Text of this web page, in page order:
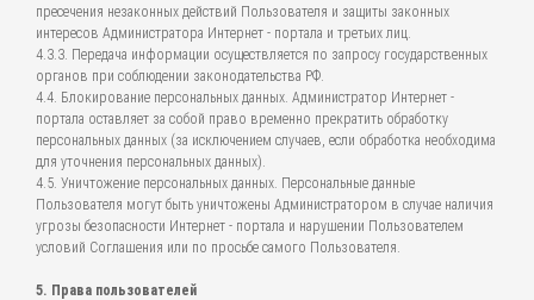
пресечения незаконных действий Пользователя и защиты законных
интересов Администратора Интернет - портала и третьих лиц.
4.3.3. Передача информации осуществляется по запросу государственных
органов при соблюдении законодательства РФ.
4.4. Блокирование персональных данных. Администратор Интернет -
портала оставляет за собой право временно прекратить обработку
персональных данных (за исключением случаев, если обработка необходима
для уточнения персональных данных).
4.5. Уничтожение персональных данных. Персональные данные
Пользователя могут быть уничтожены Администратором в случае наличия
угрозы безопасности Интернет - портала и нарушении Пользователем
условий Соглашения или по просьбе самого Пользователя.
5. Права пользователей